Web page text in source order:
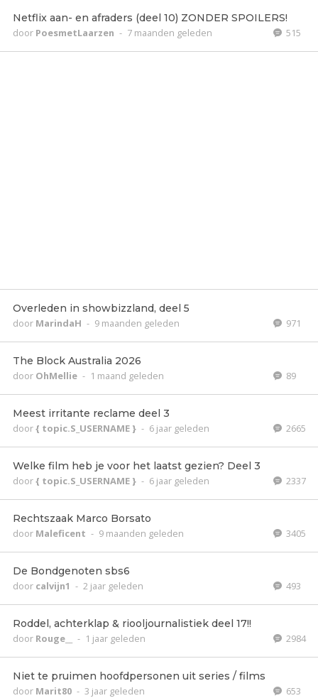
Netflix aan- en afraders (deel 10) ZONDER SPOILERS!
door PoesmetLaarzen - 7 maanden geleden 515
Overleden in showbizzland, deel 5
door MarindaH - 9 maanden geleden 971
The Block Australia 2026
door OhMellie - 1 maand geleden 89
Meest irritante reclame deel 3
door{ topic.S_USERNAME } - 6 jaar geleden 2665
Welke film heb je voor het laatst gezien? Deel 3
door{ topic.S_USERNAME } - 6 jaar geleden 2337
Rechtszaak Marco Borsato
door Maleficent - 9 maanden geleden 3405
De Bondgenoten sbs6
door calvijn1 - 2 jaar geleden 493
Roddel, achterklap & riooljournalistiek deel 17!!
door Rouge__ - 1 jaar geleden 2984
Niet te pruimen hoofdpersonen uit series / films
door Marit80 - 3 jaar geleden 653